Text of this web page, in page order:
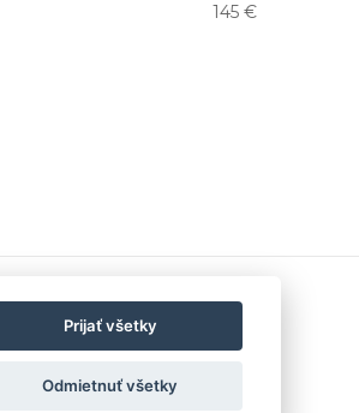
145 €
Prijať všetky
Odmietnuť všetky